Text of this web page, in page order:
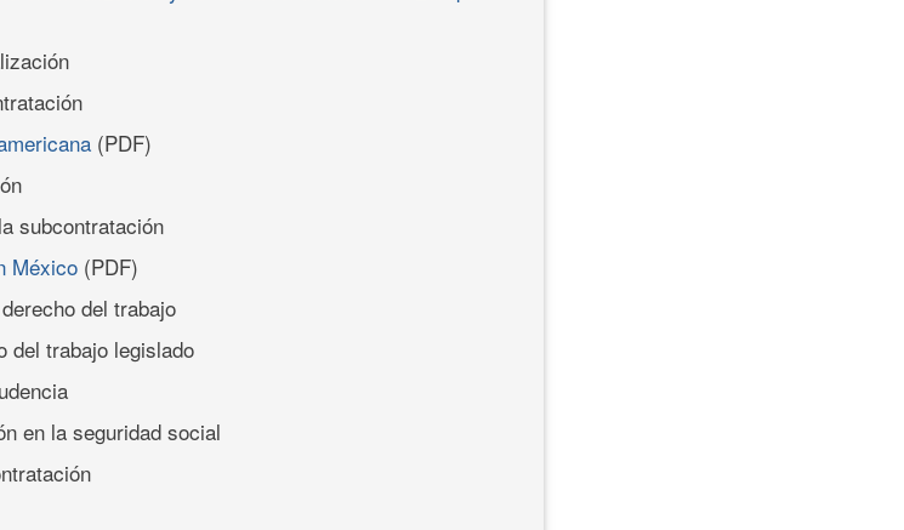
(PDF)
subcontratación
México (PDF)
del trabajo
del trabajo legis­lado
en la seguridad so­cial